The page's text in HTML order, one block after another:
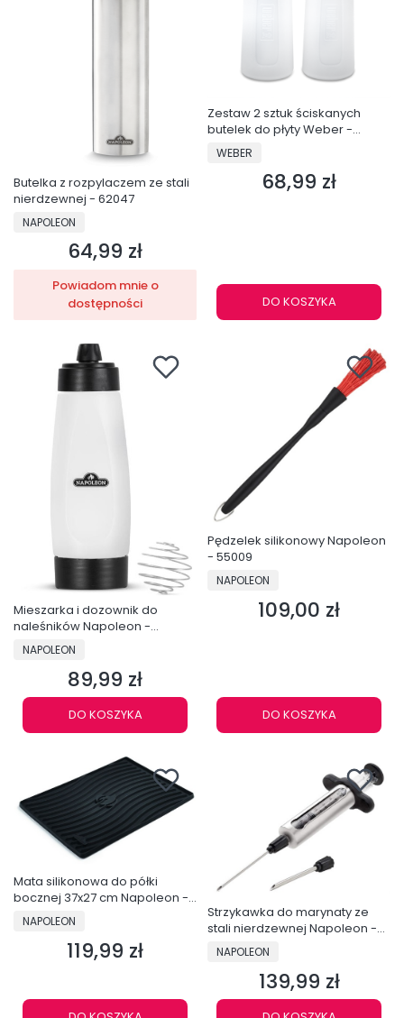
Butelka z rozpylaczem ze stali
nierdzewnej - 62047
PRODUCENT
NAPOLEON
Cena
64,99 zł
Powiadom mnie o
dostępności
Zestaw 2 sztuk ściskanych
butelek do płyty Weber -
3401363
PRODUCENT
WEBER
Cena
68,99 zł
DO KOSZYKA
Mieszarka i dozownik do
naleśników Napoleon -
GACP006
PRODUCENT
NAPOLEON
Cena
89,99 zł
DO KOSZYKA
Pędzelek silikonowy Napoleon
- 55009
PRODUCENT
NAPOLEON
Cena
109,00 zł
DO KOSZYKA
Mata silikonowa do półki
bocznej 37x27 cm Napoleon -
70122
PRODUCENT
NAPOLEON
Cena
119,99 zł
Strzykawka do marynaty ze
stali nierdzewnej Napoleon -
55028
PRODUCENT
NAPOLEON
Cena
139,99 zł